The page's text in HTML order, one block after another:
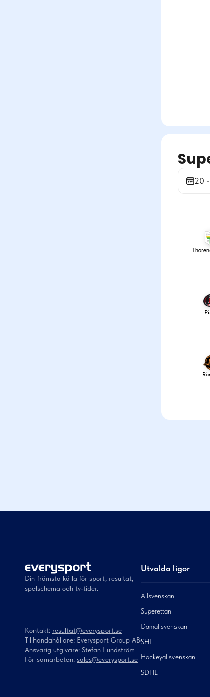
20
Din främsta källa för sport, resultat,
spelschema och tv-tider.
Kontakt: resultat@everysport.se
Tillhandahållare: Everysport Group AB
Ansvarig utgivare: Stefan Lundström
För samarbeten: sales@everysport.se
Utvalda ligor
Allsvenskan
Superettan
Damallsvenskan
SHL
Hockeyallsvenskan
SDHL